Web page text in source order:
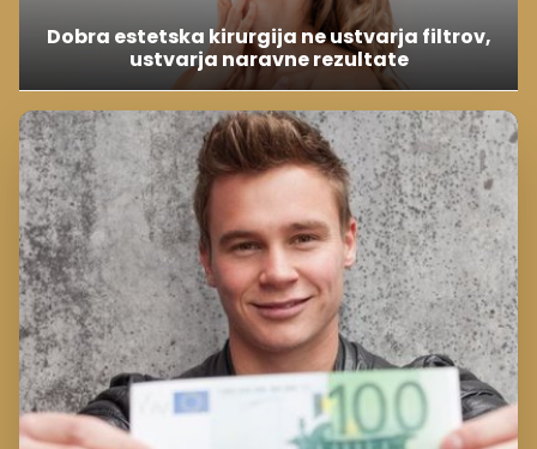
Dobra estetska kirurgija ne ustvarja filtrov,
ustvarja naravne rezultate